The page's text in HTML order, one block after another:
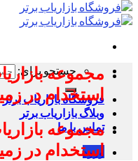
جستجو برای:
فروشگاه بازاریاب برتر
وبلاگ بازاریاب برتر
تماس با ما
ورود
مجموعه
استخدام در
مجموعه
استخدام در